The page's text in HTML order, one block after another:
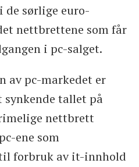
de sørlige euro-
nettbrettene som får
i pc-salget.
av pc-markedet er
tallet på
nettbrett
ene som
forbruk av it-innhold